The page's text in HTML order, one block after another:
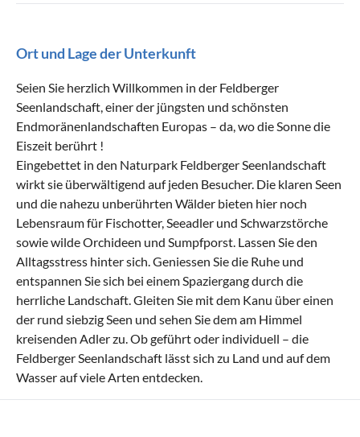
Ort und Lage der Unterkunft
Seien Sie herzlich Willkommen in der Feldberger
Seenlandschaft, einer der jüngsten und schönsten
Endmoränenlandschaften Europas – da, wo die Sonne die
Eiszeit berührt !
Eingebettet in den Naturpark Feldberger Seenlandschaft
wirkt sie überwältigend auf jeden Besucher. Die klaren Seen
und die nahezu unberührten Wälder bieten hier noch
Lebensraum für Fischotter, Seeadler und Schwarzstörche
sowie wilde Orchideen und Sumpfporst. Lassen Sie den
Alltagsstress hinter sich. Geniessen Sie die Ruhe und
entspannen Sie sich bei einem Spaziergang durch die
herrliche Landschaft. Gleiten Sie mit dem Kanu über einen
der rund siebzig Seen und sehen Sie dem am Himmel
kreisenden Adler zu. Ob geführt oder individuell – die
Feldberger Seenlandschaft lässt sich zu Land und auf dem
Wasser auf viele Arten entdecken.